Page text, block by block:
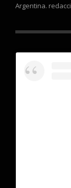
Argentina.